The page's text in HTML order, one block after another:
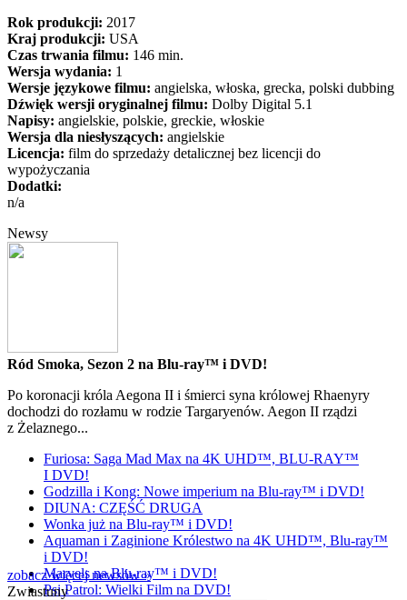
Rok produkcji: 2017
Kraj produkcji: USA
Czas trwania filmu: 146 min.
Wersja wydania: 1
Wersje językowe filmu: angielska, włoska, grecka, polski dubbing
Dźwięk wersji oryginalnej filmu: Dolby Digital 5.1
Napisy: angielskie, polskie, greckie, włoskie
Wersja dla niesłyszących: angielskie
Licencja: film do sprzedaży detalicznej bez licencji do
wypożyczania
Dodatki:
n/a
Newsy
Ród Smoka, Sezon 2 na Blu-ray™ i DVD!
Po koronacji króla Aegona II i śmierci syna królowej Rhaenyry
dochodzi do rozłamu w rodzie Targaryenów. Aegon II rządzi
z Żelaznego...
Furiosa: Saga Mad Max na 4K UHD™, BLU-RAY™
I DVD!
Godzilla i Kong: Nowe imperium na Blu-ray™ i DVD!
DIUNA: CZĘŚĆ DRUGA
Wonka już na Blu-ray™ i DVD!
Aquaman i Zaginione Królestwo na 4K UHD™, Blu-ray™
i DVD!
Marvels na Blu-ray™ i DVD!
Psi Patrol: Wielki Film na DVD!
zobacz więcej newsów »
Zwiastuny